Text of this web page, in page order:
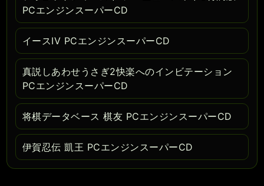
PCエンジンスーパーCD
イースIV PCエンジンスーパーCD
真説しあわせうさぎ2快楽へのインビテーション
PCエンジンスーパーCD
将棋データベース 棋友 PCエンジンスーパーCD
伊賀忍伝 凱王 PCエンジンスーパーCD